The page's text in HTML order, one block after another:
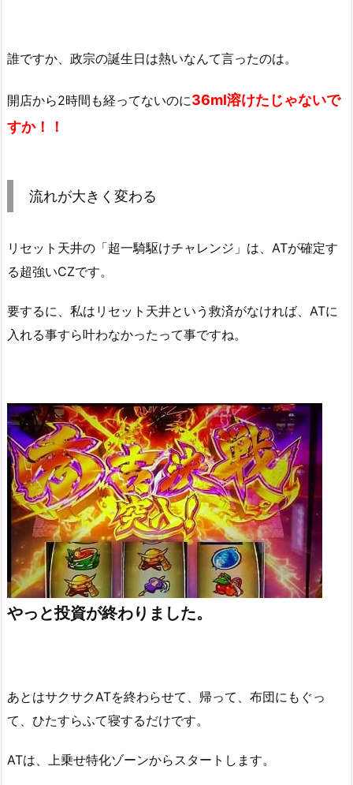
誰ですか、政宗の誕生日は熱いなんて言ったのは。
開店から2時間も経ってないのに36ml溶けたじゃないで
すか！！
流れが大きく変わる
リセット天井の「超一騎駆けチャレンジ」は、ATが確定す
る超強いCZです。
要するに、私はリセット天井という救済がなければ、ATに
入れる事すら叶わなかったって事ですね。
やっと投資が終わりました。
あとはサクサクATを終わらせて、帰って、布団にもぐっ
て、ひたすらふて寝するだけです。
ATは、上乗せ特化ゾーンからスタートします。